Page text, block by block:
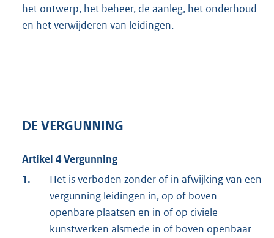
het ontwerp, het beheer, de aanleg, het onderhoud
en het verwijderen van leidingen.
DE VERGUNNING
Artikel 4 Vergunning
1.
Het is verboden zonder of in afwijking van een
vergunning leidingen in, op of boven
openbare plaatsen en in of op civiele
kunstwerken alsmede in of boven openbaar